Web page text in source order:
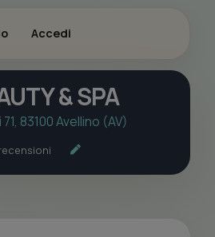
Accedi
& SPA
83100 Avellino (AV)